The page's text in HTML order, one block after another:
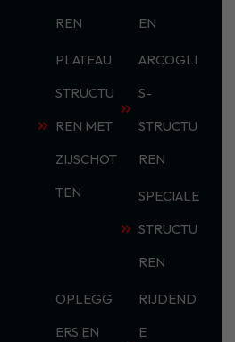
REN
EN
PLATEAU
STRUCTU
REN MET
ZIJSCHOT
TEN
ARCOGLI
S-
STRUCTU
REN
SPECIALE
STRUCTU
REN
OPLEGG
ERS EN
RIJDEND
E